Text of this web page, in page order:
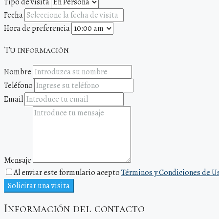
Fecha
Hora de preferencia
Tu información
Nombre
Teléfono
Email
Mensaje
Al enviar este formulario aceptoTérminos y Condiciones de
Solicitar una visita
Información del contacto